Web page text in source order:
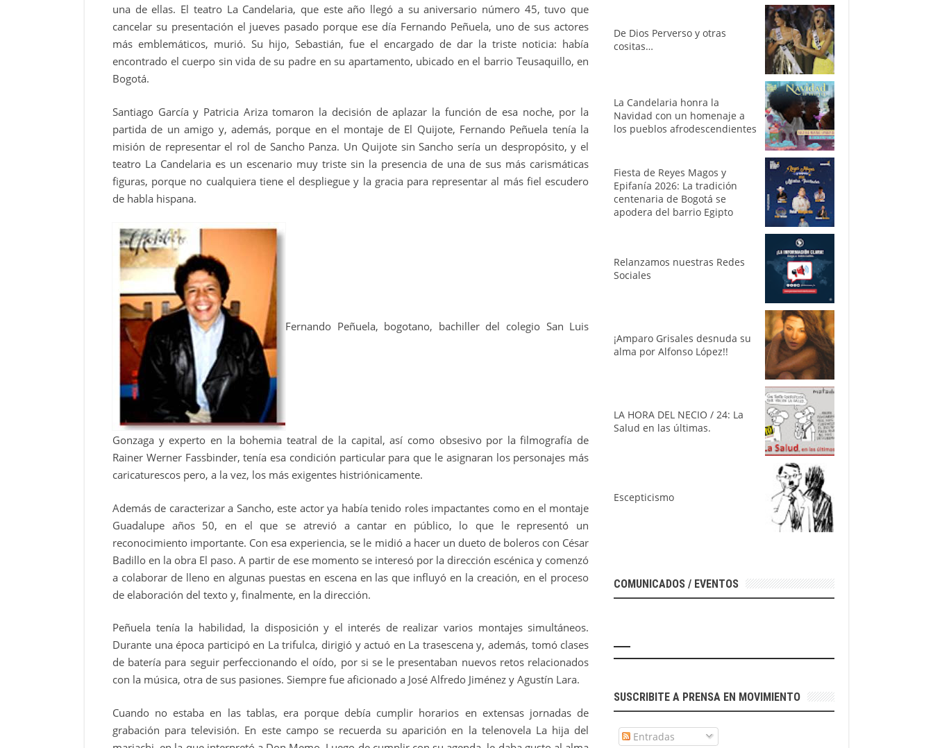
una de ellas. El teatro La Candelaria, que este año llegó a su aniversario número 45, tuvo que
cancelar su presentación el jueves pasado porque ese día Fernando Peñuela, uno de sus actores
más emblemáticos, murió. Su hijo, Sebastián, fue el encargado de dar la triste noticia: había
encontrado el cuerpo sin vida de su padre en su apartamento, ubicado en el barrio Teusaquillo, en
Bogotá.
Santiago García y Patricia Ariza tomaron la decisión de aplazar la función de esa noche, por la
partida de un amigo y, además, porque en el montaje de El Quijote, Fernando Peñuela tenía la
misión de representar el rol de Sancho Panza. Un Quijote sin Sancho sería un despropósito, y el
teatro La Candelaria es un escenario muy triste sin la presencia de una de sus más carismáticas
figuras, porque no cualquiera tiene el despliegue y la gracia para representar al más fiel escudero
de habla hispana.
Fernando Peñuela, bogotano, bachiller del colegio San Luis
Gonzaga y experto en la bohemia teatral de la capital, así como obsesivo por la filmografía de
Rainer Werner Fassbinder, tenía esa condición particular para que le asignaran los personajes más
caricaturescos pero, a la vez, los más exigentes histriónicamente.
Además de caracterizar a Sancho, este actor ya había tenido roles impactantes como en el montaje
Guadalupe años 50, en el que se atrevió a cantar en público, lo que le representó un
reconocimiento importante. Con esa experiencia, se le midió a hacer un dueto de boleros con César
Badillo en la obra El paso. A partir de ese momento se interesó por la dirección escénica y comenzó
a colaborar de lleno en algunas puestas en escena en las que influyó en la creación, en el proceso
de elaboración del texto y, finalmente, en la dirección.
Peñuela tenía la habilidad, la disposición y el interés de realizar varios montajes simultáneos.
Durante una época participó en La trifulca, dirigió y actuó en La trasescena y, además, tomó clases
de batería para seguir perfeccionando el oído, por si se le presentaban nuevos retos relacionados
con la música, otra de sus pasiones. Siempre fue aficionado a José Alfredo Jiménez y Agustín Lara.
Cuando no estaba en las tablas, era porque debía cumplir horarios en extensas jornadas de
grabación para televisión. En este campo se recuerda su aparición en la telenovela La hija del
De Dios Perverso y otras
cositas…
La Candelaria honra la
Navidad con un homenaje a
los pueblos afrodescendientes
Fiesta de Reyes Magos y
Epifanía 2026: La tradición
centenaria de Bogotá se
apodera del barrio Egipto
Relanzamos nuestras Redes
Sociales
¡Amparo Grisales desnuda su
alma por Alfonso López!!
LA HORA DEL NECIO / 24: La
Salud en las últimas.
Escepticismo
COMUNICADOS / EVENTOS
SUSCRIBITE A PRENSA EN MOVIMIENTO
Entradas